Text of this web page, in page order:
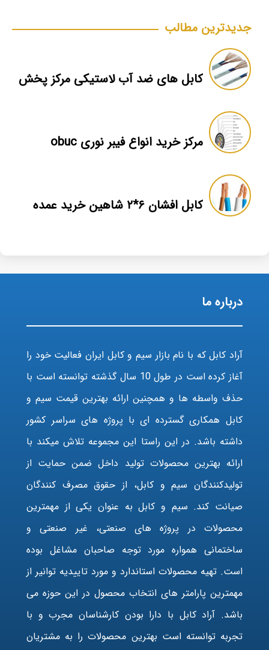
جدیدترین مطالب
کابل های ضد آب لاستیکی مرکز پخش
مرکز خرید انواع فیبر نوری obuc
کابل افشان ۶*۲ شاهین خرید عمده
درباره ما
آراد کابل که با نام بازار سیم و کابل ایران فعالیت خود را
آغاز کرده است در طول 10 سال گذشته توانسته است با
حذف واسطه ها و همچنین ارائه بهترین قیمت سیم و
کابل همکاری گسترده ای با پروژه های سراسر کشور
داشته باشد. در این راستا این مجموعه تلاش میکند با
ارائه بهترین محصولات تولید داخل ضمن حمایت از
تولیدکنندگان سیم و کابل، از حقوق مصرف کنندگان
صیانت کند. سیم و کابل به عنوان یکی از مهمترین
محصولات در پروژه های صنعتی، غیر صنعتی و
ساختمانی همواره مورد توجه صاحبان مشاغل بوده
است. تهیه محصولات استاندارد و مورد تاییدیه توانیر از
مهمترین پارامتر های انتخاب محصول در این حوزه می
باشد. آراد کابل با دارا بودن کارشناسان مجرب و با
تجربه توانسته است بهترین محصولات را به مشتریان